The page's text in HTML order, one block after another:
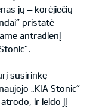
jų – korėjiečių
pristatė
antradienį
susirinkę
„KIA Stonic“
ir leido jį